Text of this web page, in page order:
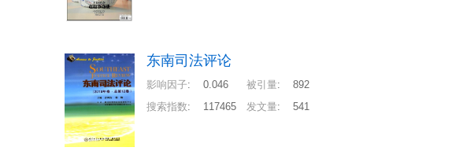
东南司法评论
影响因子: 0.046 被引量:
892
搜索指数: 117465 发文量: 541